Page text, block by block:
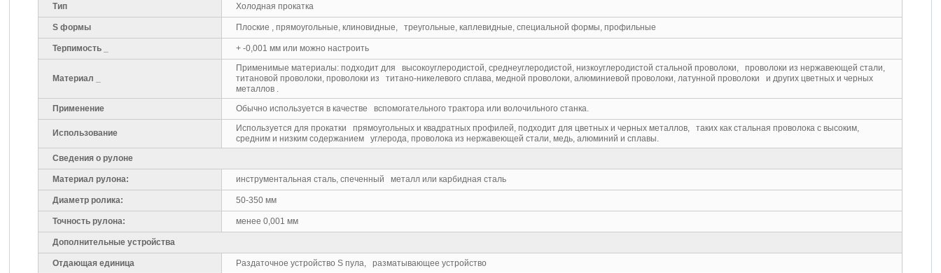
Тип Холодная прокатка
S формы Плоские , прямоугольные, клиновидные, треугольные, каплевидные, специальной формы, профильные
Терпимость _ + -0,001 мм или можно настроить
Материал _
Применимые материалы: подходит для высокоуглеродистой, среднеуглеродистой, низкоуглеродистой стальной проволоки, проволоки из нержавеющей стали,
титановой проволоки, проволоки из титано-никелевого сплава, медной проволоки, алюминиевой проволоки, латунной проволоки и других цветных и черных
металлов .
Применение
Обычно используется в качестве вспомогательного трактора или волочильного станка.
Использование
Используется для прокатки прямоугольных и квадратных профилей, подходит для цветных и черных металлов, таких как стальная проволока с высоким,
средним и низким содержанием углерода, проволока из нержавеющей стали, медь, алюминий и сплавы.
Сведения о рулоне
Материал рулона: инструментальная сталь, спеченный металл или карбидная сталь
Диаметр ролика: 50-350 мм
Точность рулона: менее 0,001 мм
Дополнительные устройства
Отдающая единица Раздаточное устройство S пула, разматывающее устройство